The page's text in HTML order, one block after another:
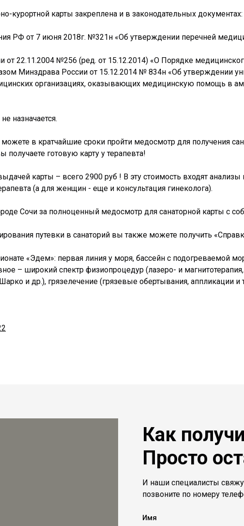
курортной карты закреплена и в законодательных документах:
РФ от 7 июня 2018г. №321н «Об утверждении перечней
от 22.11.2004 №256 (ред. от 15.12.2014) «О Порядке
Минздрава России от 15.12.2014 № 834н «Об утверждении
организациях, оказывающих медицинскую помощь в
назначается.
в кратчайшие сроки пройти медосмотр для получения
готовую карту у терапевта!
карты – всего 2900 руб ! В эту стоимость входят
(а для женщин - еще и консультация гинеколога).
Сочи за полноценный медосмотр для санаторной карты с
путевки в санаторий вы также можете получить
«Эдем»: первая линия у моря, бассейн с подогреваемой
– широкий спектр физиопроцедур (лазеро- и
и др.), грязелечение (грязевые обертывания, аппликации и
Как
Просто
И наши специалисты
позвоните по номеру
Имя